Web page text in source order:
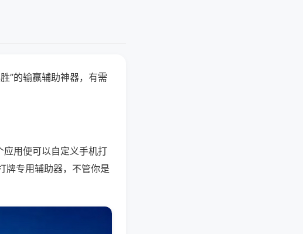
”的输赢辅助神器，有需
应用便可以自定义手机打
牌专用辅助器，不管你是